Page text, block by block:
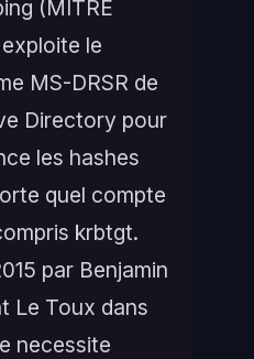
(MITRE
le
MS-DRSR de
Directory pour
les hashes
quel compte
krbtgt.
par Benjamin
Le Toux dans
necessite